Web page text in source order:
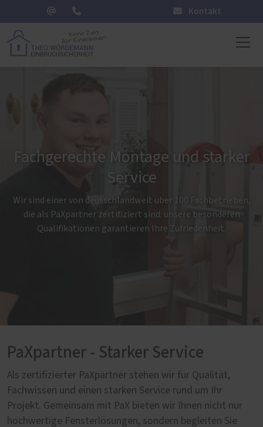
Kontakt
Fachgerechte Montage und starker
Service
Wir sind einer von deutschlandweit über 100 Fachbetrieben,
die als PaXpartner zertifiziert sind: unsere besonderen
Qualifikationen garantieren Ihre Zufriedenheit.
PaXpartner - Starker Service
Als zertifizierter PaXpartner stehen wir für Qualität,
Fachwissen und einen starken Service rund um Ihr
Projekt. Gemeinsam mit PaX bieten wir Ihnen nicht nur
hochwertige Fensterlösungen, sondern begleiten Sie